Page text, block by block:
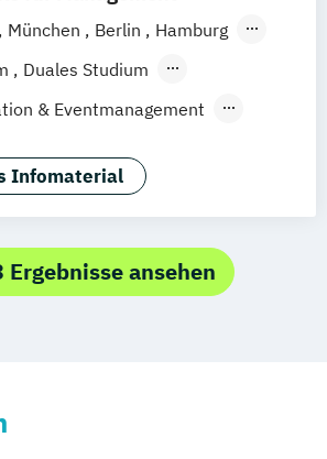
München Berlin
Hamburg
Frankfurt am Main
Duales Studium
& Eventmanagement
& Medienmanagement
(Duales
Infomaterial
Ergebnisse ansehen